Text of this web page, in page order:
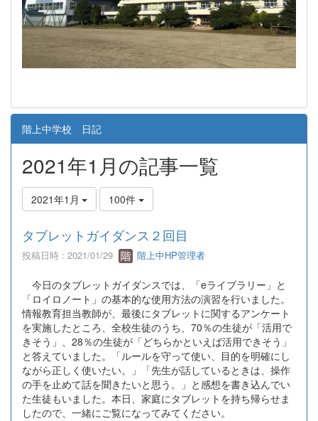
階上中学校 日記
2021年1月の記事一覧
2021年1月 100件
タブレットガイダンス２回目
投稿日時 : 2021/01/29 階上中HP管理者
今日のタブレットガイダンスでは、「eライブラリー」と
「ロイロノート」の基本的な使用方法の演習を行いました。
情報教育担当教師が、最後にタブレットに関するアンケート
を実施したところ、全校生徒のうち、70％の生徒が「活用で
きそう」、28％の生徒が「どちらかといえば活用できそう」
と答えていました。「ルールを守って使い、目的を明確にし
ながら正しく使いたい。」「先生が話しているときは、操作
の手を止めて話を聞きたいと思う。」と感想を書き込んでい
た生徒もいました。本日、家庭にタブレットを持ち帰らせま
したので、一緒にご覧になってみてください。